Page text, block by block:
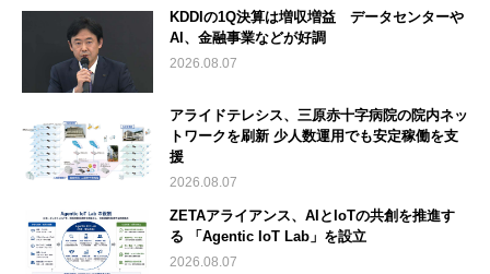
KDDIの1Q決算は増収増益 データセンターや
AI、金融事業などが好調
2026.08.07
アライドテレシス、三原赤十字病院の院内ネッ
トワークを刷新 少人数運用でも安定稼働を支
援
2026.08.07
ZETAアライアンス、AIとIoTの共創を推進す
る 「Agentic IoT Lab」を設立
2026.08.07